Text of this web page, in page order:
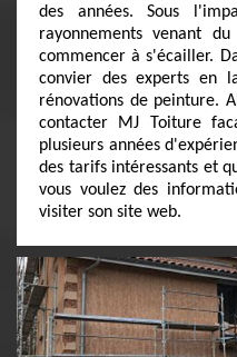
des années. Sous
rayonnements venant
commencer à s'écailler.
convier des experts en
rénovations de peinture.
contacter MJ Toiture
plusieurs années
des tarifs intéressants et
vous voulez des
visiter son site web.